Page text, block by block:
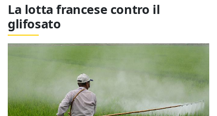
La lotta francese contro il
glifosato